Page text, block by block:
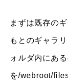
まずは既存の
もとのギャラ
ォルダ内にあ
を/webroot/